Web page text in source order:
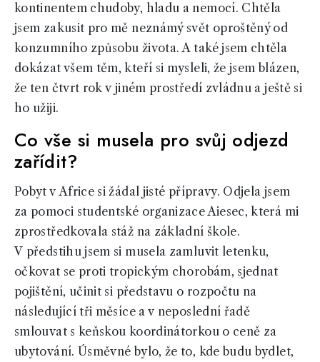
kontinentem chudoby, hladu a nemocí. Chtěla
jsem zakusit pro mě neznámý svět oproštěný od
konzumního způsobu života. A také jsem chtěla
dokázat všem těm, kteří si mysleli, že jsem blázen,
že ten čtvrt rok v jiném prostředí zvládnu a ještě si
ho užiji.
Co vše si musela pro svůj odjezd
zařídit?
Pobyt v Africe si žádal jisté přípravy. Odjela jsem
za pomoci studentské organizace Aiesec, která mi
zprostředkovala stáž na základní škole.
V předstihu jsem si musela zamluvit letenku,
očkovat se proti tropickým chorobám, sjednat
pojištění, učinit si představu o rozpočtu na
následující tři měsíce a v neposlední řadě
smlouvat s keňskou koordinátorkou o ceně za
ubytování. Úsměvné bylo, že to, kde budu bydlet,